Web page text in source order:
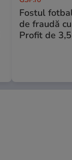
Fostul
de fraudă
Profit de